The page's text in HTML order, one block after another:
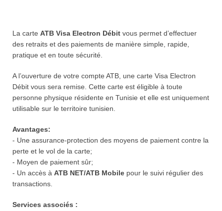
La carte ATB Visa Electron Débit vous permet d’effectuer
des retraits et des paiements de manière simple, rapide,
pratique et en toute sécurité.
A l’ouverture de votre compte ATB, une carte Visa Electron
Débit vous sera remise. Cette carte est éligible à toute
personne physique résidente en Tunisie et elle est uniquement
utilisable sur le territoire tunisien.
Avantages:
- Une assurance-protection des moyens de paiement contre la
perte et le vol de la carte;
- Moyen de paiement sûr;
- Un accès à ATB NET/ATB Mobile pour le suivi régulier des
transactions.
Services associés :